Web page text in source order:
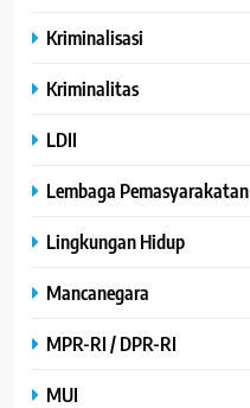
Kriminalisasi
Kriminalitas
LDII
Lembaga Pemasyarakatan
Lingkungan Hidup
Mancanegara
MPR-RI / DPR-RI
MUI